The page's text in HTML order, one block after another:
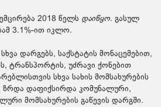
2018 წელს დაიწყო. გასულ
3.1%-ით იკლო.
დარგებს, საქსტატის მონაცემებით,
ტრანსპორტის, უძრავი ქონებით
სხვა სახის მომსახურების
ზრდა დაფიქსირდა კომუნალური,
მომსახურების გაწევის დარგში.